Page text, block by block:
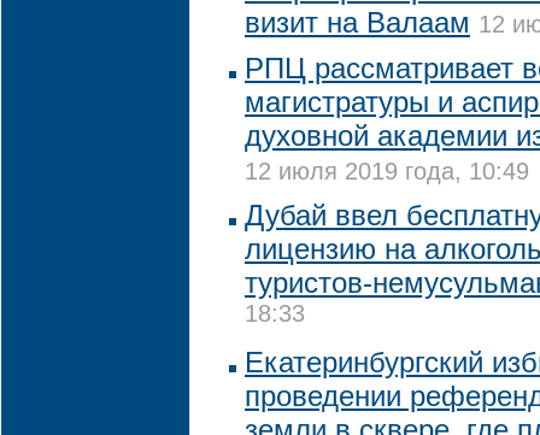
визит на Валаам 12
РПЦ рассматривает
магистратуры и
духовной академии
12 июля 2019 года, 10:49
Дубай ввел
лицензию на
туристов-
18:33
Екатеринбургский
проведении